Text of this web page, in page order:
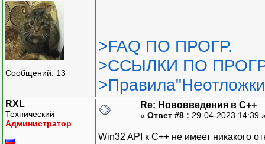
Сообщений: 13
>FAQ ПО ПРОГР.
>ССЫЛКИ ПО
RXL
Технический
Администратор
Re: Нововведения в С++
« Ответ #8 : 29-04-2023 14:39
Win32 API к C++ не имеет никакого